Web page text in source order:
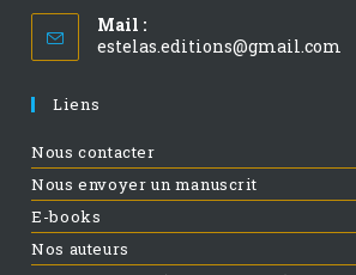
Mail :
estelas.editions@gmail.com
Liens
Nous contacter
Nous envoyer un manuscrit
E-books
Nos auteurs